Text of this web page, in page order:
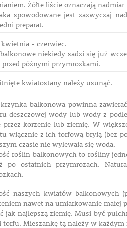
Żółte liście oznaczają
spowodowane jest zazwyczaj
preparat.
kwietnia - czerwiec.
niekiedy sadzi się już
późnymi przymrozkami.
kwiatostany należy usunąć.
balkonowa powinna
deszczowej wody lub wody z
przez korzenie lub ziemię. W
włącznie z ich torfową bryłą (bez
czasie nie wylewała się woda.
roślin balkonowych to rośliny
po ostatnich przymrozach.
naszych kwiatów balkonowych
nawet na umiarkowanie
jak najlepszą ziemię. Musi być
torfu. Mieszankę tą należy w